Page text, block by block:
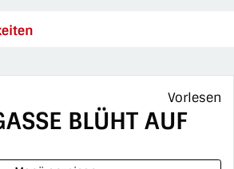
Vorlesen
BLÜHT AUF